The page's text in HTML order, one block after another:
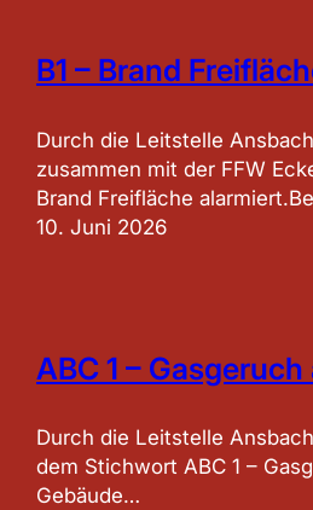
B1 – Brand
Durch die Leitstelle
zusammen mit der FFW
Brand Freifläche
10. Juni 2026
ABC 1 –
Durch die Leitstelle
dem Stichwort ABC 1 –
Gebäude…